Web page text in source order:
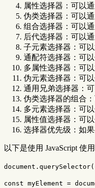
属性选择器：可以
伪类选择器：可以
组合选择器：可以
后代选择器：可以
子元素选择器：可
通配符选择器：可
多属性选择器：可
伪元素选择器：可
通用兄弟选择器：
伪类选择器的组合
多元素选择器：可
属性值选择器：可
选择器优先级：如
以下是使用 JavaScript 使
const myElement =